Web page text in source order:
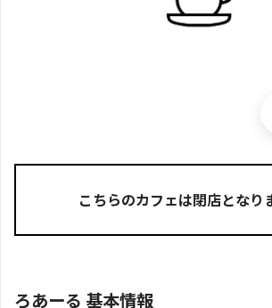
こちらのカフェは閉店となり
ろあーる 基本情報